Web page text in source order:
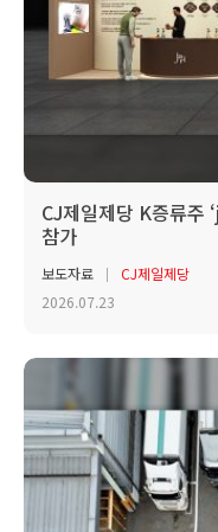
CJ제일제당 K증류주
참가
보도자료
CJ제일제당
2026.07.23